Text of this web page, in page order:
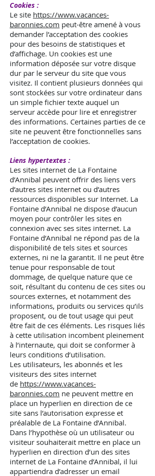
Cookies :
Le site https://www.vacances-
baronnies.com peut-être amené à vous
demander l’acceptation des cookies
pour des besoins de statistiques et
d’affichage. Un cookies est une
information déposée sur votre disque
dur par le serveur du site que vous
visitez. Il contient plusieurs données qui
sont stockées sur votre ordinateur dans
un simple fichier texte auquel un
serveur accède pour lire et enregistrer
des informations. Certaines parties de ce
site ne peuvent être fonctionnelles sans
l’acceptation de cookies.
Liens hypertextes :
Les sites internet de La Fontaine
d’Annibal peuvent offrir des liens vers
d’autres sites internet ou d’autres
ressources disponibles sur Internet. La
Fontaine d’Annibal ne dispose d’aucun
moyen pour contrôler les sites en
connexion avec ses sites internet. La
Fontaine d’Annibal ne répond pas de la
disponibilité de tels sites et sources
externes, ni ne la garantit. Il ne peut être
tenue pour responsable de tout
dommage, de quelque nature que ce
soit, résultant du contenu de ces sites ou
sources externes, et notamment des
informations, produits ou services qu’ils
proposent, ou de tout usage qui peut
être fait de ces éléments. Les risques liés
à cette utilisation incombent pleinement
à l’internaute, qui doit se conformer à
leurs conditions d’utilisation.
Les utilisateurs, les abonnés et les
visiteurs des sites internet
de https://www.vacances-
baronnies.com ne peuvent mettre en
place un hyperlien en direction de ce
site sans l’autorisation expresse et
préalable de La Fontaine d’Annibal.
Dans l’hypothèse où un utilisateur ou
visiteur souhaiterait mettre en place un
hyperlien en direction d’un des sites
internet de La Fontaine d’Annibal, il lui
appartiendra d’adresser un email